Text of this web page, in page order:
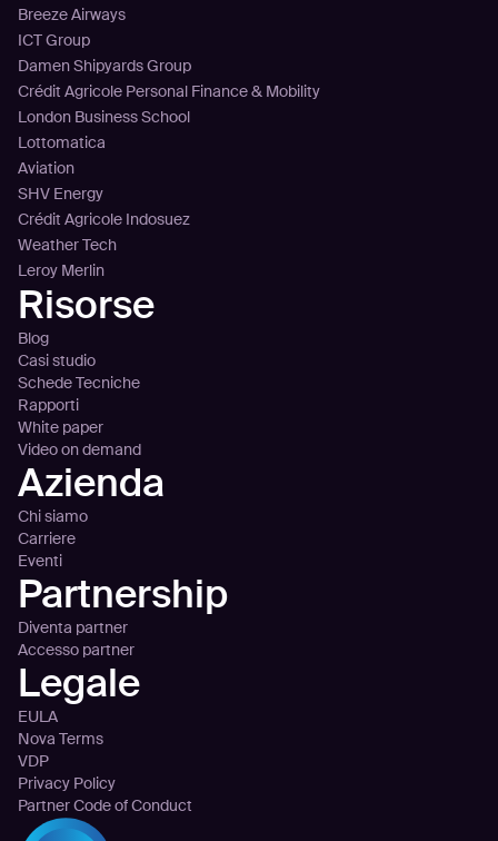
Breeze Airways
ICT Group
Damen Shipyards Group
Crédit Agricole Personal Finance & Mobility
London Business School
Lottomatica
Aviation
SHV Energy
Crédit Agricole Indosuez
Weather Tech
Leroy Merlin
Risorse
Blog
Casi studio
Schede Tecniche
Rapporti
White paper
Video on demand
Azienda
Chi siamo
Carriere
Eventi
Partnership
Diventa partner
Accesso partner
Legale
EULA
Nova Terms
VDP
Privacy Policy
Partner Code of Conduct